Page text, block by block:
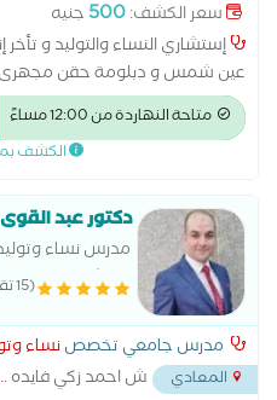
سعر الكشف:500 جنيه
إستشاري النساء والتوليد و
عين شمس و دبلومة حقن مجهرى
استئصال المبيض اطفال الانابيب
الولادة القيصرية تحليل بطانة
سونار سونار ثلاثي الابعاد سونار
متاحة النهاردة من 12:00 مساءً
الكشف
دكتور عبد
مدرس نساء
استشاري الحقن
(15 تقييم)
مدرس جامعي تخصصنساء
المعادي ش احمد زكي فايده